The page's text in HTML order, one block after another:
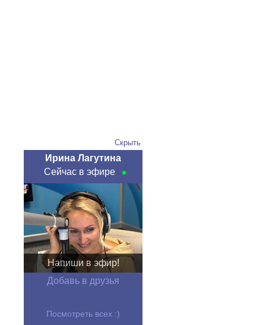
Скрыть
Ирина Лагутина
Сейчас в эфире
Напиши в эфир!
Добавь в друзья
Посмотреть всех :)